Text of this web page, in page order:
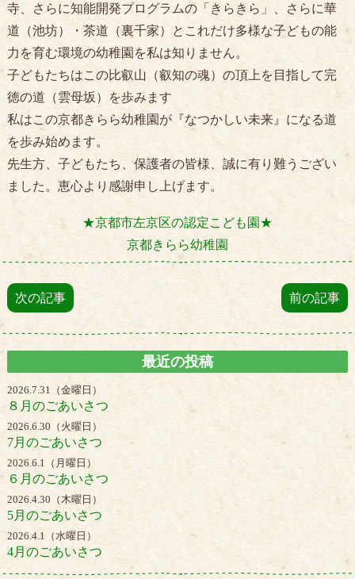
寺、さらに知能開発プログラムの「きらきら」、さらに華
道（池坊）・茶道（裏千家）とこれだけ多様な子どもの能
力を育む環境の幼稚園を私は知りません。
子どもたちはこの比叡山（叡知の魂）の頂上を目指して完
徳の道（雲母坂）を歩みます
私はこの京都きらら幼稚園が『なつかしい未来』になる道
を歩み始めます。
先生方、子どもたち、保護者の皆様、誠に有り難うござい
ました。恵心より感謝申し上げます。
★京都市左京区の認定こども園★
京都きらら幼稚園
次の記事 前の記事
最近の投稿
2026.7.31（金曜日）
８月のごあいさつ
2026.6.30（火曜日）
7月のごあいさつ
2026.6.1（月曜日）
６月のごあいさつ
2026.4.30（木曜日）
5月のごあいさつ
2026.4.1（水曜日）
4月のごあいさつ